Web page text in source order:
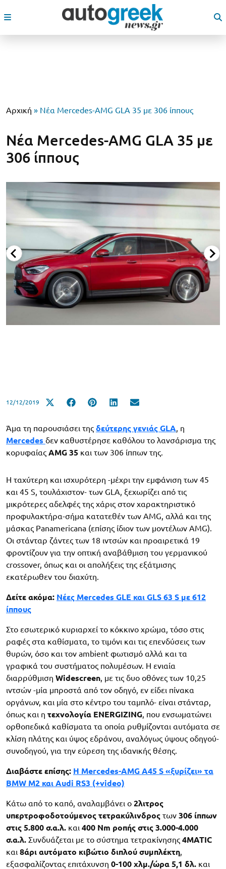
Αρχική » Νέα Mercedes-AMG GLA 35 με 306 ίππους
Νέα Mercedes-AMG GLA 35 με
306 ίππους
12/12/2019
Άμα τη παρουσιάσει της δεύτερης γενιάς GLA, η
Mercedes δεν καθυστέρησε καθόλου το λανσάρισμα της
κορυφαίας AMG 35 και των 306 ίππων της.
Η ταχύτερη και ισχυρότερη -μέχρι την εμφάνιση των 45
και 45 S, τουλάχιστον- των GLA, ξεχωρίζει από τις
μικρότερες αδελφές της χάρις στον χαρακτηριστικό
προφυλακτήρα-σήμα κατατεθέν των AMG, αλλά και της
μάσκας Panamericana (επίσης ίδιον των μοντέλων AMG).
Οι στάνταρ ζάντες των 18 ιντσών και προαιρετικά 19
φροντίζουν για την οπτική αναβάθμιση του γερμανικού
crossover, όπως και οι απολήξεις της εξάτμισης
εκατέρωθεν του διαχύτη.
Δείτε ακόμα: Νέες Mercedes GLE και GLS 63 S με 612
ίππους
Στο εσωτερικό κυριαρχεί το κόκκινο χρώμα, τόσο στις
ραφές στα καθίσματα, το τιμόνι και τις επενδύσεις των
θυρών, όσο και τον ambient φωτισμό αλλά και τα
γραφικά του συστήματος πολυμέσων. Η ενιαία
διαρρύθμιση Widescreen, με τις δυο οθόνες των 10,25
ιντσών -μία μπροστά από τον οδηγό, εν είδει πίνακα
οργάνων, και μία στο κέντρο του ταμπλό- είναι στάνταρ,
όπως και η τεχνολογία ENERGIZING, που ενσωματώνει
ορθοπεδικά καθίσματα τα οποία ρυθμίζονται αυτόματα σε
κλίση πλάτης και ύψος εδράνου, αναλόγως ύψους οδηγού-
συνοδηγού, για την εύρεση της ιδανικής θέσης.
Διαβάστε επίσης: Η Mercedes-AMG A45 S «ξυρίζει» τα
BMW M2 και Audi RS3 (+video)
Κάτω από το καπό, αναλαμβάνει ο 2λιτρος
υπερτροφοδοτούμενος τετρακύλινδρος των 306 ίππων
στις 5.800 σ.α.λ. και 400 Nm ροπής στις 3.000-4.000
σ.α.λ. Συνδυάζεται με το σύστημα τετρακίνησης 4MATIC
και 8άρι αυτόματο κιβώτιο διπλού συμπλέκτη,
εξασφαλίζοντας επιτάχυνση 0-100 χλμ./ώρα 5,1 δλ. και